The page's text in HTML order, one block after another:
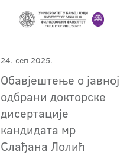
24. сеп 2025.
Обавјештење о јавној
одбрани докторске
дисертације
кандидата мр
Слађана Лолић